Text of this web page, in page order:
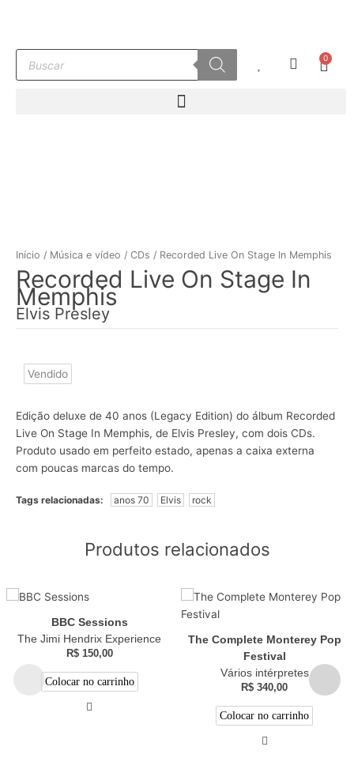
conteúdo
Pesquisar
produtos
0
Início / Música e vídeo / CDs / Recorded Live On Stage In Memphis
Recorded Live On Stage In
Memphis
Elvis Presley
Vendido
Edição deluxe de 40 anos (Legacy Edition) do álbum Recorded
Live On Stage In Memphis, de Elvis Presley, com dois CDs.
Produto usado em perfeito estado, apenas a caixa externa
com poucas marcas do tempo.
Tags relacionadas: anos 70 Elvis rock
Produtos relacionados
BBC Sessions
The Jimi Hendrix Experience
R$150,00
Colocar no carrinho
The Complete Monterey Pop
Festival
Vários intérpretes
R$ 340,00
Colocar no carrinho